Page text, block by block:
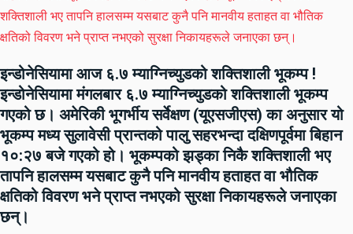
इन्डोनेसियामा आज ६.७ म्याग्निच्युडको शक्तिशाली भूकम्प !
इन्डोनेसियामा मंगलबार ६.७ म्याग्निच्युडको शक्तिशाली भूकम्प
गएको छ। अमेरिकी भूगर्भीय सर्वेक्षण (यूएसजीएस) का अनुसार यो
भूकम्प मध्य सुलावेसी प्रान्तको पालु सहरभन्दा दक्षिणपूर्वमा बिहान
१०:२७ बजे गएको हो। भूकम्पको झड्का निकै शक्तिशाली भए
तापनि हालसम्म यसबाट कुनै पनि मानवीय हताहत वा भौतिक
क्षतिको विवरण भने प्राप्त नभएको सुरक्षा निकायहरूले जनाएका
छन्।